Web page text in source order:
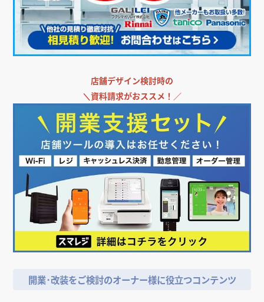
店舗デザイン検討時の
＼資料請求がおススメ！／
開業･改装をご検討のオーナー様に役立つコンテンツ